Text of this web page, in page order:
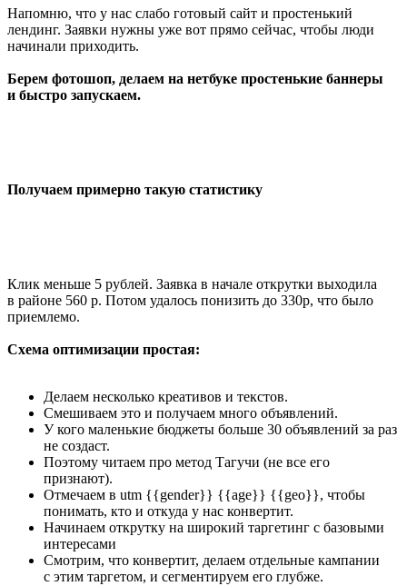
Напомню, что у нас слабо готовый сайт и простенький
лендинг. Заявки нужны уже вот прямо сейчас, чтобы люди
начинали приходить.
Берем фотошоп, делаем на нетбуке простенькие баннеры
и быстро запускаем.
Получаем примерно такую статистику
Клик меньше 5 рублей. Заявка в начале открутки выходила
в районе 560 р. Потом удалось понизить до 330р, что было
приемлемо.
Схема оптимизации простая:
Делаем несколько креативов и текстов.
Смешиваем это и получаем много объявлений.
У кого маленькие бюджеты больше 30 объявлений за раз
не создаст.
Поэтому читаем про метод Тагучи (не все его
признают).
Отмечаем в utm {{gender}} {{age}} {{geo}}, чтобы
понимать, кто и откуда у нас конвертит.
Начинаем открутку на широкий таргетинг с базовыми
интересами
Смотрим, что конвертит, делаем отдельные кампании
с этим таргетом, и сегментируем его глубже.